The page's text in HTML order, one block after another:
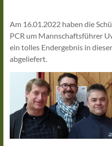
Am 16.01.2022 haben die
PCR um Mannschaftsführer
ein tolles Endergebnis in
abgeliefert.